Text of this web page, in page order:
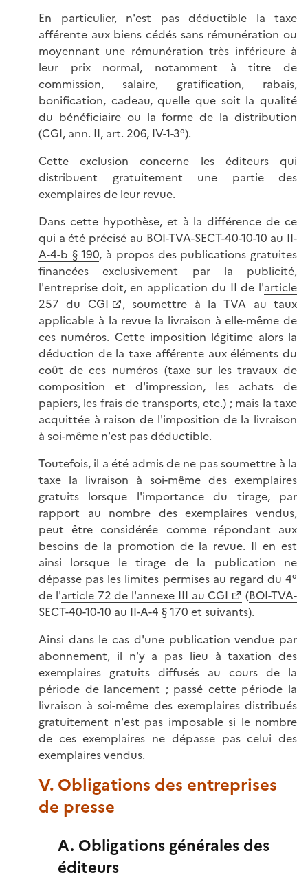
En particulier, n'est pas déductible la taxe
afférente aux biens cédés sans rémunération ou
moyennant une rémunération très inférieure à
leur prix normal, notamment à titre de
commission, salaire, gratification, rabais,
bonification, cadeau, quelle que soit la qualité
du bénéficiaire ou la forme de la distribution
(CGI, ann. II, art. 206, IV-1-3°).
Cette exclusion concerne les éditeurs qui
distribuent gratuitement une partie des
exemplaires de leur revue.
Dans cette hypothèse, et à la différence de ce
qui a été précisé au BOI-TVA-SECT-40-10-10 au II-
A-4-b § 190, à propos des publications gratuites
financées exclusivement par la publicité,
l'entreprise doit, en application du II de l'article
257 du CGI
, soumettre à la TVA au taux
applicable à la revue la livraison à elle-même de
ces numéros. Cette imposition légitime alors la
déduction de la taxe afférente aux éléments du
coût de ces numéros (taxe sur les travaux de
composition et d'impression, les achats de
papiers, les frais de transports, etc.) ; mais la taxe
acquittée à raison de l'imposition de la livraison
à soi-même n'est pas déductible.
Toutefois, il a été admis de ne pas soumettre à la
taxe la livraison à soi-même des exemplaires
gratuits lorsque l'importance du tirage, par
rapport au nombre des exemplaires vendus,
peut être considérée comme répondant aux
besoins de la promotion de la revue. Il en est
ainsi lorsque le tirage de la publication ne
dépasse pas les limites permises au regard du 4°
de l'article 72 de l'annexe III au CGI (BOI-TVA-
SECT-40-10-10 au II-A-4 § 170 et suivants).
Ainsi dans le cas d'une publication vendue par
abonnement, il n'y a pas lieu à taxation des
exemplaires gratuits diffusés au cours de la
période de lancement ; passé cette période la
livraison à soi-même des exemplaires distribués
gratuitement n'est pas imposable si le nombre
de ces exemplaires ne dépasse pas celui des
exemplaires vendus.
V. Obligations des entreprises
de presse
A. Obligations générales des
éditeurs